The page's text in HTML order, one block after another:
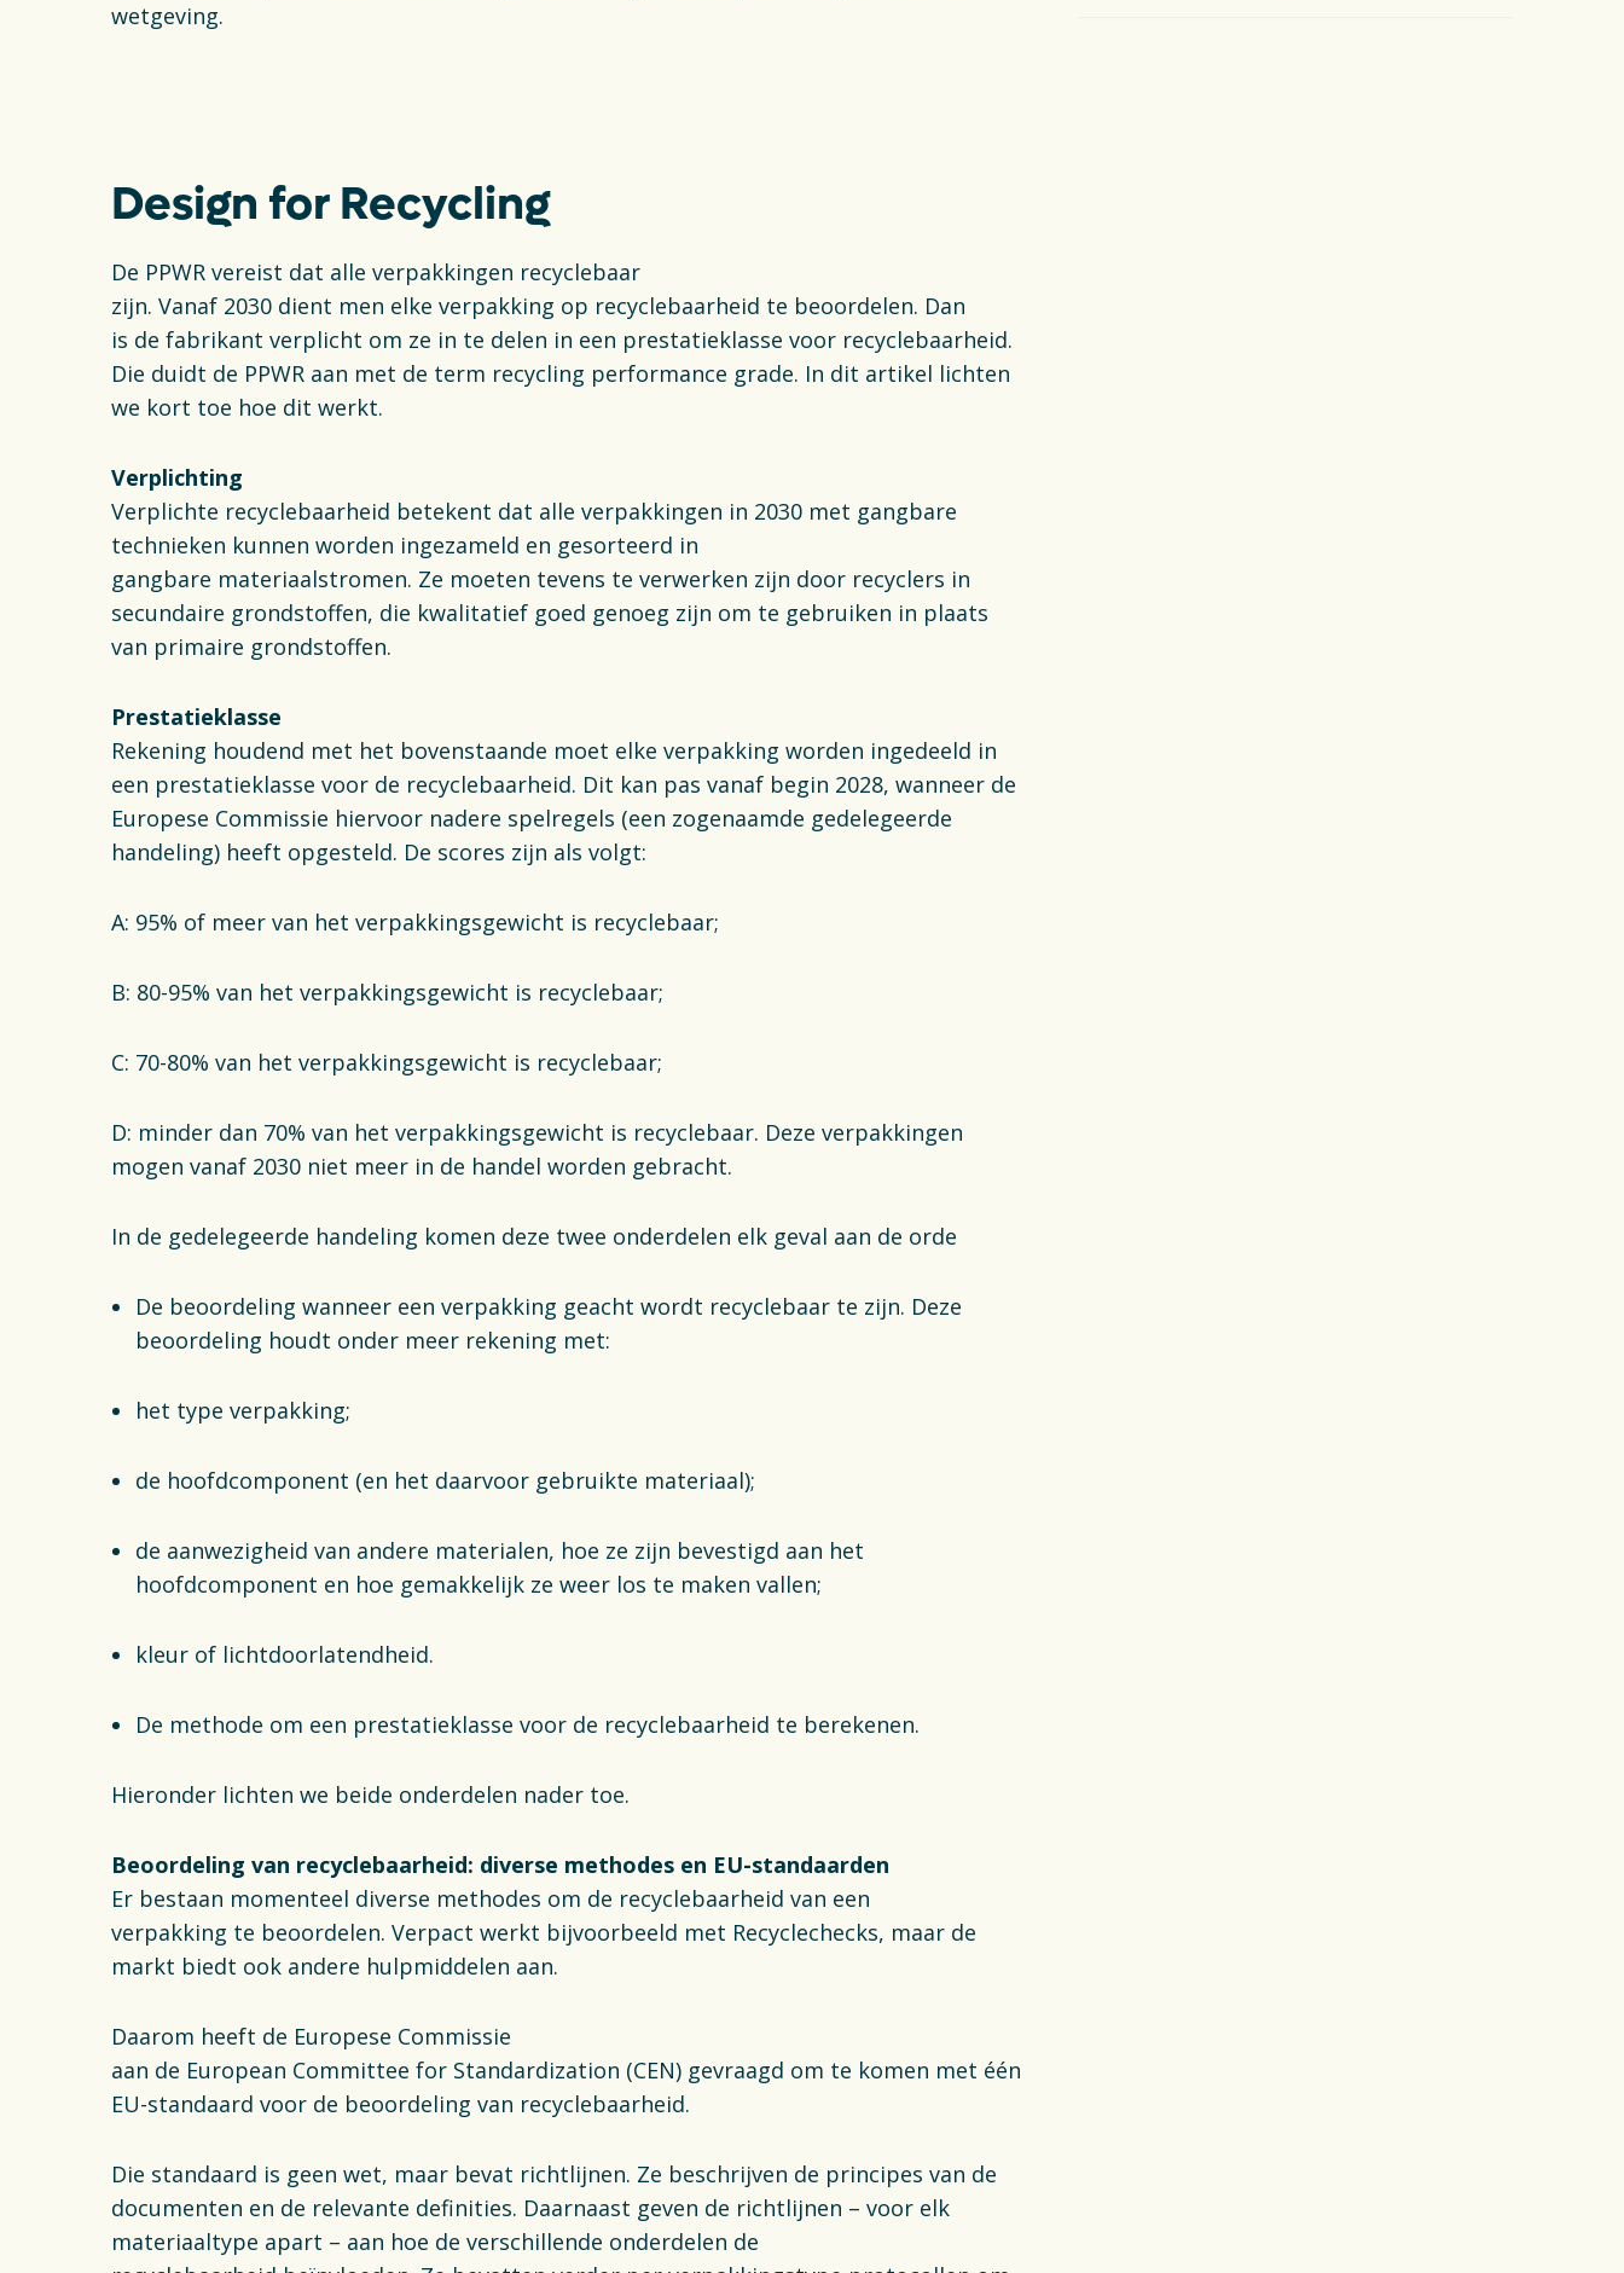
wetgeving.
Design for Recycling
De PPWR vereist dat alle verpakkingen recyclebaar
zijn. Vanaf 2030 dient men elke verpakking op recyclebaarheid te beoordelen. Dan
is de fabrikant verplicht om ze in te delen in een prestatieklasse voor recyclebaarheid.
Die duidt de PPWR aan met de term recycling performance grade. In dit artikel lichten
we kort toe hoe dit werkt.
Verplichting
Verplichte recyclebaarheid betekent dat alle verpakkingen in 2030 met gangbare
technieken kunnen worden ingezameld en gesorteerd in
gangbare materiaalstromen. Ze moeten tevens te verwerken zijn door recyclers in
secundaire grondstoffen, die kwalitatief goed genoeg zijn om te gebruiken in plaats
van primaire grondstoffen.
Prestatieklasse
Rekening houdend met het bovenstaande moet elke verpakking worden ingedeeld in
een prestatieklasse voor de recyclebaarheid. Dit kan pas vanaf begin 2028, wanneer de
Europese Commissie hiervoor nadere spelregels (een zogenaamde gedelegeerde
handeling) heeft opgesteld. De scores zijn als volgt:
A: 95% of meer van het verpakkingsgewicht is recyclebaar;
B: 80-95% van het verpakkingsgewicht is recyclebaar;
C: 70-80% van het verpakkingsgewicht is recyclebaar;
D: minder dan 70% van het verpakkingsgewicht is recyclebaar. Deze verpakkingen
mogen vanaf 2030 niet meer in de handel worden gebracht.
In de gedelegeerde handeling komen deze twee onderdelen elk geval aan de orde
De beoordeling wanneer een verpakking geacht wordt recyclebaar te zijn. Deze
beoordeling houdt onder meer rekening met:
het type verpakking;
de hoofdcomponent (en het daarvoor gebruikte materiaal);
de aanwezigheid van andere materialen, hoe ze zijn bevestigd aan het
hoofdcomponent en hoe gemakkelijk ze weer los te maken vallen;
kleur of lichtdoorlatendheid.
De methode om een prestatieklasse voor de recyclebaarheid te berekenen.
Hieronder lichten we beide onderdelen nader toe.
Beoordeling van recyclebaarheid: diverse methodes en EU-standaarden
Er bestaan momenteel diverse methodes om de recyclebaarheid van een
verpakking te beoordelen. Verpact werkt bijvoorbeeld met Recyclechecks, maar de
markt biedt ook andere hulpmiddelen aan.
Daarom heeft de Europese Commissie
aan de European Committee for Standardization (CEN) gevraagd om te komen met één
EU-standaard voor de beoordeling van recyclebaarheid.
Die standaard is geen wet, maar bevat richtlijnen. Ze beschrijven de principes van de
documenten en de relevante definities. Daarnaast geven de richtlijnen – voor elk
materiaaltype apart – aan hoe de verschillende onderdelen de